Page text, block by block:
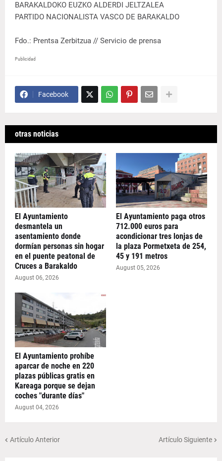
BARAKALDOKO EUZKO ALDERDI JELTZALEA
PARTIDO NACIONALISTA VASCO DE BARAKALDO
Fdo.: Prentsa Zerbitzua // Servicio de prensa
Publicidad
Facebook
otras noticias
El Ayuntamiento
desmantela un
asentamiento donde
dormían personas sin hogar
en el puente peatonal de
Cruces a Barakaldo
August 06, 2026
El Ayuntamiento paga otros
712.000 euros para
acondicionar tres lonjas de
la plaza Pormetxeta de 254,
45 y 191 metros
August 05, 2026
El Ayuntamiento prohíbe
aparcar de noche en 220
plazas públicas gratis en
Kareaga porque se dejan
coches "durante días"
August 04, 2026
Artículo Anterior Artículo Siguiente